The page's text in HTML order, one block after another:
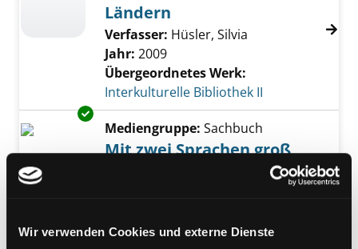
Wir verwenden Cookies und externe Dienste
Ländern
Verfasser: Hüsler, Silvia
Jahr: 2009
Übergeordnetes Werk:
Interkulturelle Bibliothek II
Exemplar-Details von Mit zwei Sprachen
Mediengruppe: Sachbuch
Mit zwei Sprachen groß
Verfasser:Burkhardt Montanari,